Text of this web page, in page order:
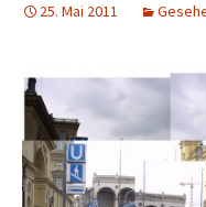
25. Mai 2011